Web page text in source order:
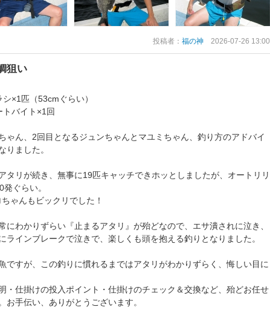
投稿者： 福の神 2026-07-26 13:00
狙い
×1匹（53cmぐらい）
バイト×1回
ゃん、2回目となるジュンちゃんとマユミちゃん、釣り方のアドバイ
りました。
タリが続き、無事に19匹キャッチできホッとしましたが、オートリリ
ぐらい。
ゃんもビックリでした！
にわかりずらい『止まるアタリ』が殆どなので、エサ潰されに泣き、
ラインブレークで泣きで、楽しくも頭を抱える釣りとなりました。
ですが、この釣りに慣れるまではアタリがわかりずらく、悔しい目に
・仕掛けの投入ポイント・仕掛けのチェック＆交換など、殆どお任せ
お手伝い、ありがとうございます。